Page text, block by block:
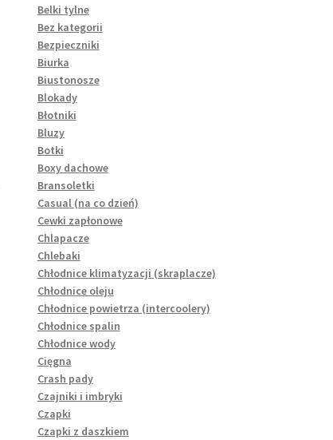
Belki tylne
Bez kategorii
Bezpieczniki
Biurka
Biustonosze
Blokady
Błotniki
Bluzy
Botki
Boxy dachowe
Bransoletki
Casual (na co dzień)
Cewki zapłonowe
Chlapacze
Chlebaki
Chłodnice klimatyzacji (skraplacze)
Chłodnice oleju
Chłodnice powietrza (intercoolery)
Chłodnice spalin
Chłodnice wody
Cięgna
Crash pady
Czajniki i imbryki
Czapki
Czapki z daszkiem